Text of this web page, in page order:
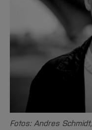
Fotos: Andres Schmidt,